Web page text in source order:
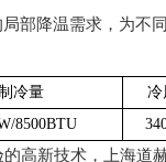
部降温需求，为不
冷量
冷
8500BTU
高新技术，上海道